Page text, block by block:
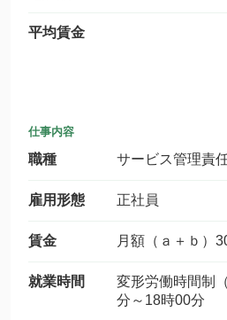
平均賃金
仕事内容
職種 サービス管理責
雇用形態 正社員
賃金 月額（ａ＋ｂ）
就業時間
変形労働時間制
分～18時00分